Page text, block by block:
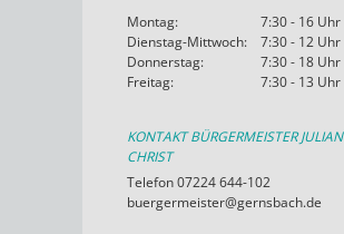
Montag:
7:30 - 16 Uhr
Dienstag-Mittwoch:
7:30 - 12 Uhr
Donnerstag:
7:30 - 18 Uhr
Freitag:
7:30 - 13 Uhr
KONTAKT BÜRGERMEISTER JULIAN
CHRIST
Telefon 07224 644-102
buergermeister@gernsbach.de